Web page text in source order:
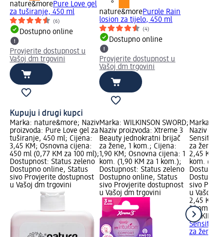
nature&morePure Love gel
za tuširanje, 450 ml
(6)
Dostupno online
Provjerite dostupnost u
Vašoj dm trgovini
nature&morePurple Rain
losion za tijelo, 450 ml
(4)
Dostupno online
Provjerite dostupnost u
Vašoj dm trgovini
Kupuju i drugi kupci
Marka: nature&more; Naziv
proizvoda: Pure Love gel za
tuširanje, 450 ml; Cijena:
3,45 KM; Osnovna cijena:
450 ml (0,77 KM za 100 ml);
Dostupnost: Status zeleno
Dostupno online, Status
sivo Provjerite dostupnost
u Vašoj dm trgovini
Marka: WILKINSON SWORD;
Naziv proizvoda: Xtreme 3
Beauty jednokratni brijač
za žene, 1 kom.; Cijena:
1,90 KM; Osnovna cijena: 1
kom. (1,90 KM za 1 kom.);
Dostupnost: Status zeleno
Dostupno online, Status
sivo Provjerite dostupnost
u Vašoj dm trgovini
Marka:
Naziv
za
2,45
kom.
sivo
u Vašoj
2,45 KM
1 kom.
za žene,